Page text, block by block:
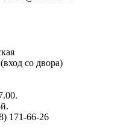
со двора)
171-66-26